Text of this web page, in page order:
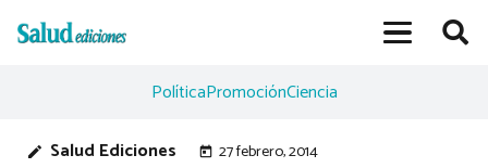
PolíticaPromociónCiencia
edit Salud Ediciones today 27 febrero, 2014